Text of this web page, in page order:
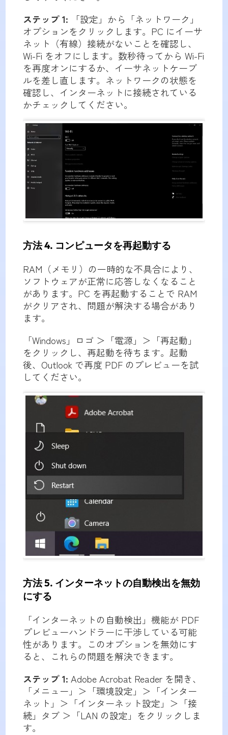
ステップ 1: 「設定」から「ネットワーク」
オプションをクリックします。PC にイーサ
ネット（有線）接続がないことを確認し、
Wi-Fi をオフにします。数秒待ってから Wi-Fi
を再度オンにするか、イーサネットケーブ
ルを差し直します。ネットワークの状態を
確認し、インターネットに接続されている
かチェックしてください。
方法 4. コンピュータを再起動する
RAM（メモリ）の一時的な不具合により、
ソフトウェアが正常に応答しなくなること
があります。PC を再起動することで RAM
がクリアされ、問題が解決する場合があり
ます。
「Windows」ロゴ ＞「電源」＞「再起動」
をクリックし、再起動を待ちます。起動
後、Outlook で再度 PDF のプレビューを試
してください。
方法 5. インターネットの自動検出を無効
にする
「インターネットの自動検出」機能が PDF
プレビューハンドラーに干渉している可能
性があります。このオプションを無効にす
ると、これらの問題を解決できます。
ステップ 1: Adobe Acrobat Reader を開き、
「メニュー」＞「環境設定」＞「インター
ネット」＞「インターネット設定」＞「接
続」タブ ＞「LAN の設定」をクリックしま
す。